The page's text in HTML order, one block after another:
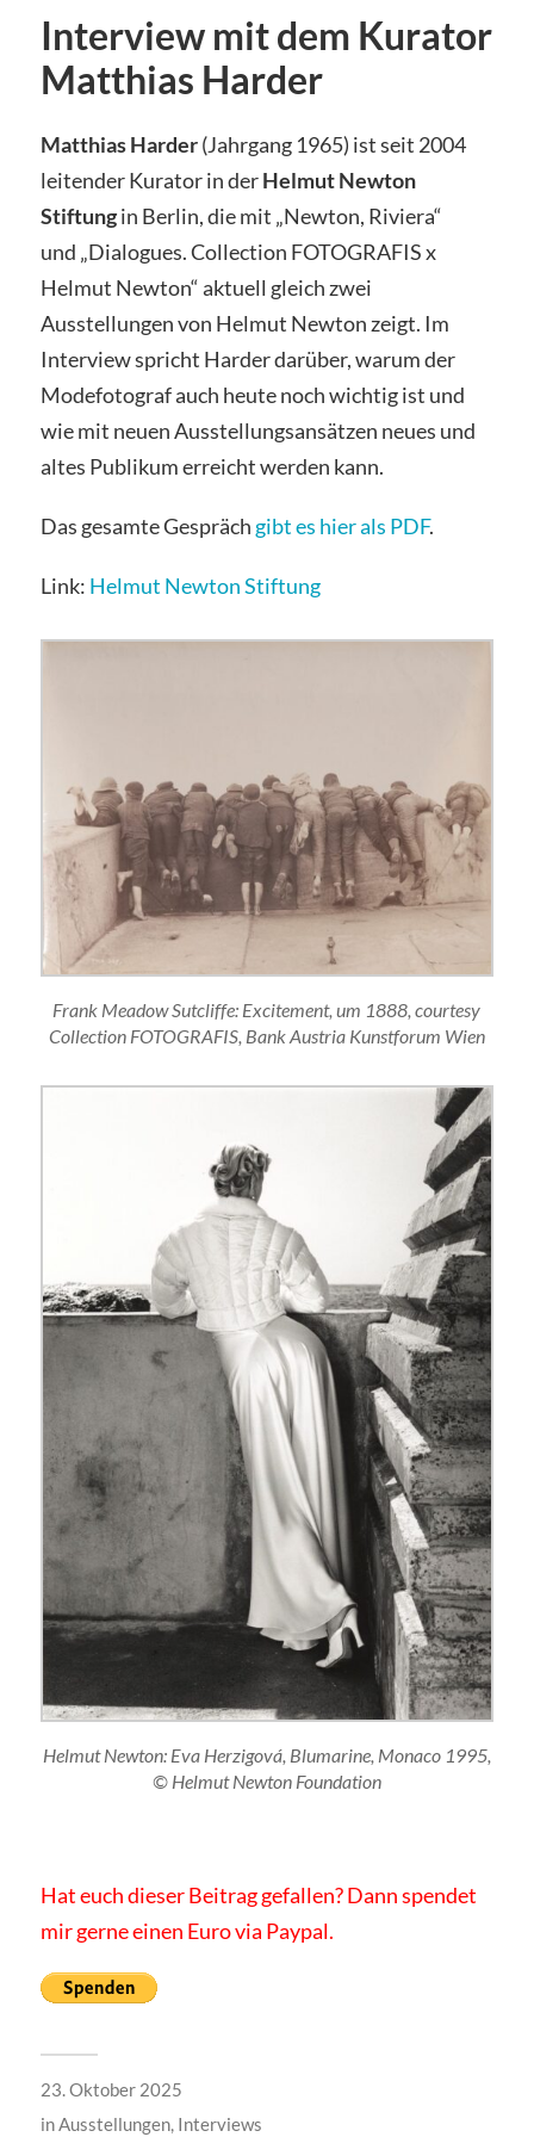
Interview mit dem Kurator
Matthias Harder
Matthias Harder(Jahrgang 1965) ist seit 2004
leitender Kurator in derHelmut Newton
Stiftungin Berlin, die mit „Newton, Riviera“
und „Dialogues. Collection FOTOGRAFIS x
Helmut Newton“ aktuell gleich zwei
Ausstellungen von Helmut Newton zeigt. Im
Interview spricht Harder darüber, warum der
Modefotograf auch heute noch wichtig ist und
wie mit neuen Ausstellungsansätzen neues und
altes Publikum erreicht werden kann.
Das gesamte Gespräch gibt es hier als PDF.
Link: Helmut Newton Stiftung
Frank Meadow Sutcliffe: Excitement, um 1888, courtesy
Collection FOTOGRAFIS, Bank Austria Kunstforum Wien
Helmut Newton: Eva Herzigová, Blumarine, Monaco 1995,
© Helmut Newton Foundation
Hat euch dieser Beitrag gefallen? Dann spendet
mir gerne einen Euro via Paypal.
23. Oktober 2025
inAusstellungen, Interviews